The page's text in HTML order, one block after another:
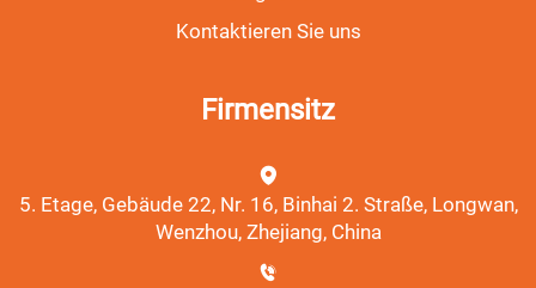
Kontaktieren Sie uns
Firmensitz
5. Etage, Gebäude 22, Nr. 16, Binhai 2. Straße, Longwan,
Wenzhou, Zhejiang, China